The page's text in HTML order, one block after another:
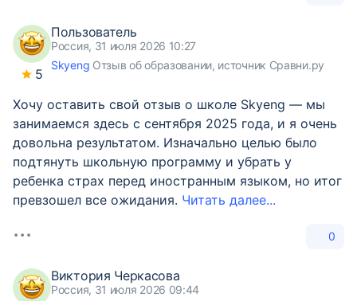
5
Пользователь
Россия, 31 июля 2026 10:27
Skyeng Отзыв об образовании, источник Сравни.ру
Хочу оставить свой отзыв о школе Skyeng — мы
занимаемся здесь с сентября 2025 года, и я очень
довольна результатом. Изначально целью было
подтянуть школьную программу и убрать у
ребенка страх перед иностранным языком, но итог
превзошел все ожидания. Читать далее...
0
Виктория Черкасова
Россия, 31 июля 2026 09:44